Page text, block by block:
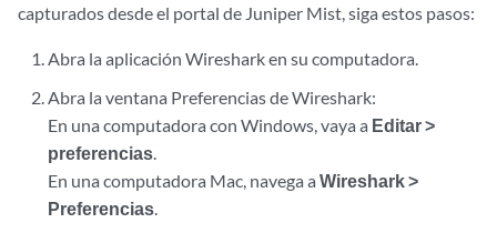
capturados desde el portal de Juniper Mist, siga estos pasos:
Abra la aplicación Wireshark en su computadora.
Abra la ventana Preferencias de Wireshark:
En una computadora con Windows, vaya a Editar >
preferencias.
En una computadora Mac, navega aWireshark >
Preferencias.